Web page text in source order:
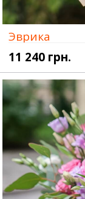
Эврика
11 240 грн.